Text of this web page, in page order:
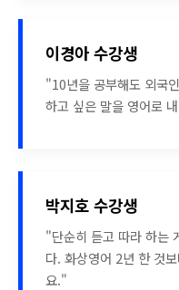
이경아 수강생
"10년을 공부해도 외국
하고 싶은 말을 영어로
박지호 수강생
"단순히 듣고 따라 하는
다. 화상영어 2년 한 것
요."